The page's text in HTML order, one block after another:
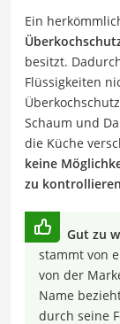
Ein
besitzt.
Flüssigkeiten
Schaum und
die Küche
keine
zu kontrollieren
Gut zu
stammt von
von der
Name
durch seine